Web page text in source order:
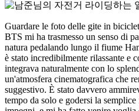
Guardare le foto delle gite in
BTS mi ha trasmesso un senso di
natura pedalando lungo il fiume
è stato incredibilmente rilassante e
integrava naturalmente con lo
un'atmosfera cinematografica che
suggestivo. È stato davvero
tempo da solo e godersi la